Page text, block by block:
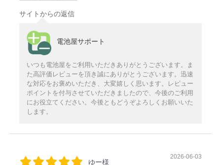
サイトからの返信
電池屋サポート
いつも電池屋をご利用いただきありがとうございます。ま
た高評価レビューを頂き誠にありがとうございます。迅速
な対応をお褒めいただき、大変嬉しく思います。レビュー
ポイントを付与させていただきましたので、今後のご利用
にお役立てください。今後ともどうぞよろしくお願いいた
します。
ゆー様
2026-06-03